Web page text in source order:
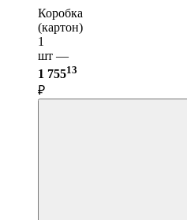
Коробка
(картон)
1
шт —
1 75513
₽